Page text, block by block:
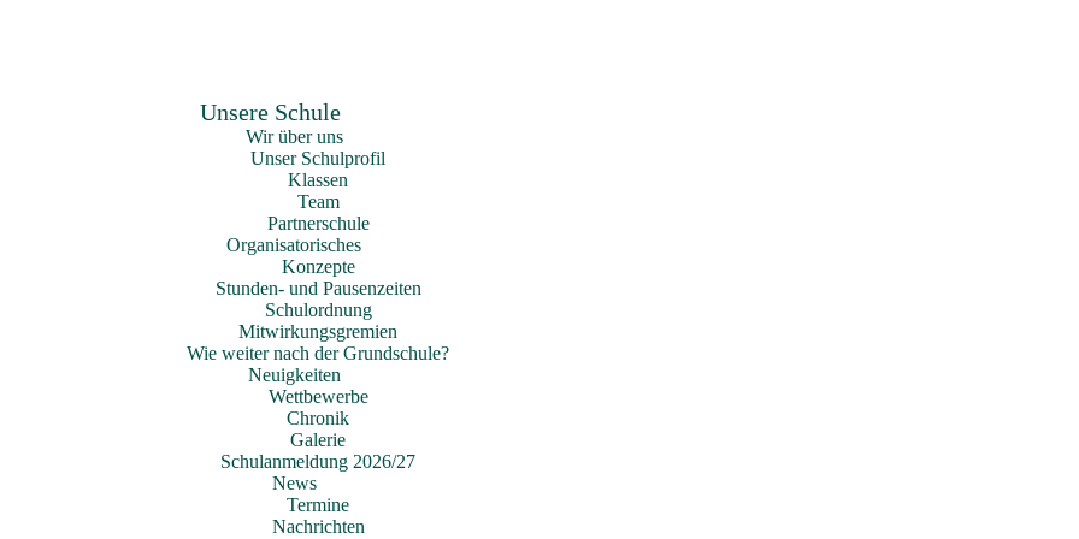
Unsere Schule
Wir über uns
Unser Schulprofil
Klassen
Team
Partnerschule
Organisatorisches
Konzepte
Stunden- und Pausenzeiten
Schulordnung
Mitwirkungsgremien
Wie weiter nach der Grundschule?
Neuigkeiten
Wettbewerbe
Chronik
Galerie
Schulanmeldung 2026/27
News
Termine
Nachrichten